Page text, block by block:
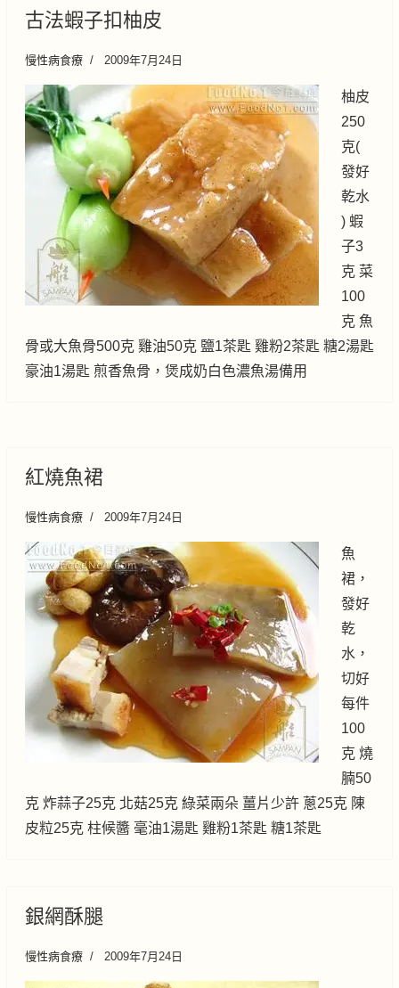
古法蝦子扣柚皮
慢性病食療 2009年7月24日
柚皮
250
克(
發好
乾水
) 蝦
子3
克 菜
100
克 魚
骨或大魚骨500克 雞油50克 鹽1茶匙 雞粉2茶匙 糖2湯匙
豪油1湯匙 煎香魚骨，煲成奶白色濃魚湯備用
紅燒魚裙
慢性病食療 2009年7月24日
魚
裙，
發好
乾
水，
切好
每件
100
克 燒
腩50
克 炸蒜子25克 北菇25克 綠菜兩朵 薑片少許 蔥25克 陳
皮粒25克 柱候醬 毫油1湯匙 雞粉1茶匙 糖1茶匙
銀網酥腿
慢性病食療 2009年7月24日